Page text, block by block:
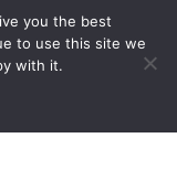
you the best
to use this site we
with it.